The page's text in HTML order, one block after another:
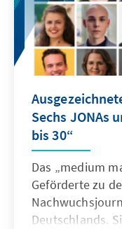
Sechs JONAs
bis 30“
Das „medium
Geförderte zu
Deutschlands.